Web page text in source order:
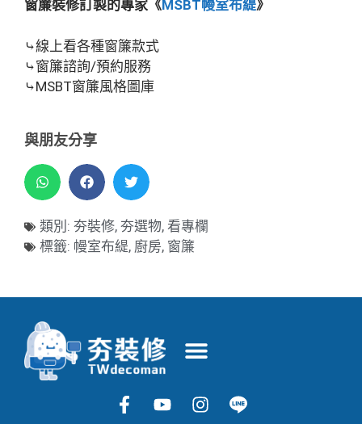
窗簾裝修訂製的專家《MSBT幔室布緹》
⤷線上看各種窗簾款式
⤷窗簾諮詢/預約服務
⤷MSBT窗簾風格圖庫
與朋友分享
類別: 夯裝修, 夯選物, 看專欄
標籤: 幔室布緹, 廚房, 窗簾